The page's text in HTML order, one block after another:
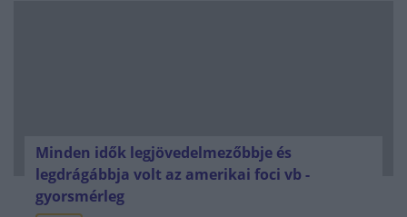
Minden idők legjövedelmezőbbje és
legdrágábbja volt az amerikai foci vb -
gyorsmérleg